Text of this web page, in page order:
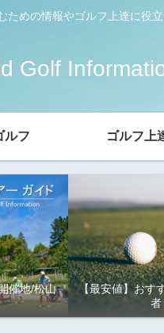
ための情報やゴルフ上達に役
Golf
ルフ ゴルフ上
催地/松山
【最安値】おす
者